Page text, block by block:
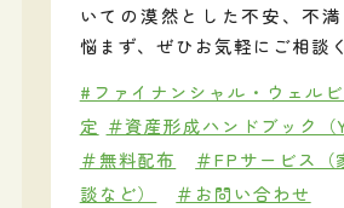
いての漠然とした不安、不
悩まず、ぜひお気軽にご相談
#ファイナンシャル・ウェル
定 ＃資産形成ハンドブック（
＃無料配布
＃FPサービス（
談など）
＃お問い合わせ